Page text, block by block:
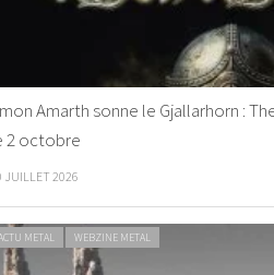
Amarth sonne le Gjallarhorn :
2 octobre
JUILLET 2026
METAL WEBZINE METAL